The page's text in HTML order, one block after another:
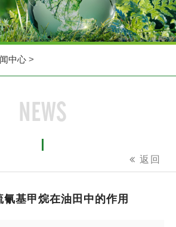
中心 >
NEWS
返回
氰基甲烷在油田中的作用